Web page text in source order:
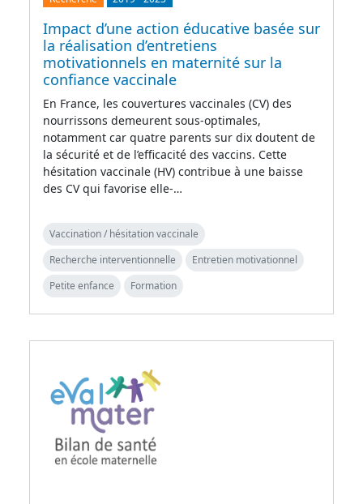
Impact d’une action éducative basée sur
la réalisation d’entretiens
motivationnels en maternité sur la
confiance vaccinale
En France, les couvertures vaccinales (CV) des
nourrissons demeurent sous-optimales,
notamment car quatre parents sur dix doutent de
la sécurité et de l’efficacité des vaccins. Cette
hésitation vaccinale (HV) contribue à une baisse
des CV qui favorise elle-…
Vaccination / hésitation vaccinale
Recherche interventionnelle
Entretien motivationnel
Petite enfance
Formation